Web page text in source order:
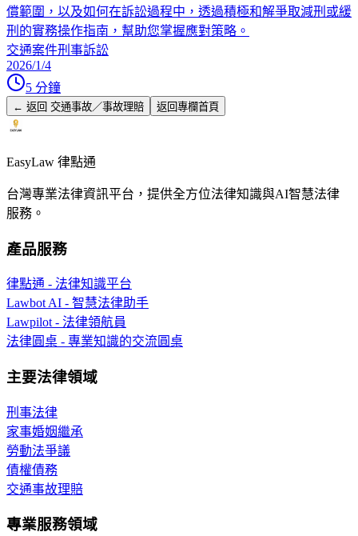
償範圍，以及如何在訴訟過程中，透過積極和解爭取減刑或緩
刑的實務操作指南，幫助您掌握應對策略。
交通案件刑事訴訟
2026/1/4
5 分鐘
← 返回 交通事故／事故理賠 返回專欄首頁
EasyLaw 律點通
台灣專業法律資訊平台，提供全方位法律知識與AI智慧法律
服務。
產品服務
律點通 - 法律知識平台
Lawbot AI - 智慧法律助手
Lawpilot - 法律領航員
法律圓桌 - 專業知識的交流圓桌
主要法律領域
刑事法律
家事婚姻繼承
勞動法爭議
債權債務
交通事故理賠
專業服務領域